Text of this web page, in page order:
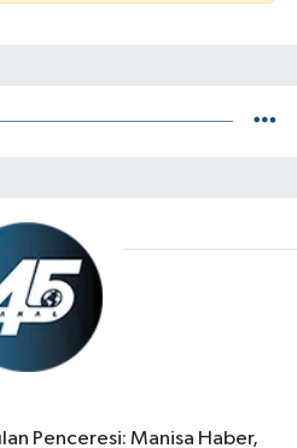
Penceresi: Manisa Haber,